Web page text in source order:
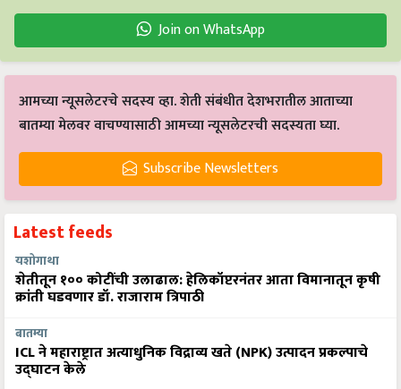
Join on WhatsApp
आमच्या न्यूसलेटरचे सदस्य व्हा. शेती संबंधीत देशभरातील आताच्या
बातम्या मेलवर वाचण्यासाठी आमच्या न्यूसलेटरची सदस्यता घ्या.
Subscribe Newsletters
Latest feeds
यशोगाथा
शेतीतून १०० कोटींची उलाढाल: हेलिकॉप्टरनंतर आता विमानातून कृषी
क्रांती घडवणार डॉ. राजाराम त्रिपाठी
बातम्या
ICL ने महाराष्ट्रात अत्याधुनिक विद्राव्य खते (NPK) उत्पादन प्रकल्पाचे
उद्घाटन केले